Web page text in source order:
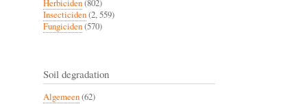
Herbiciden(802)
Insecticiden(2, 559)
Fungiciden(570)
Soil degradation
Algemeen(62)